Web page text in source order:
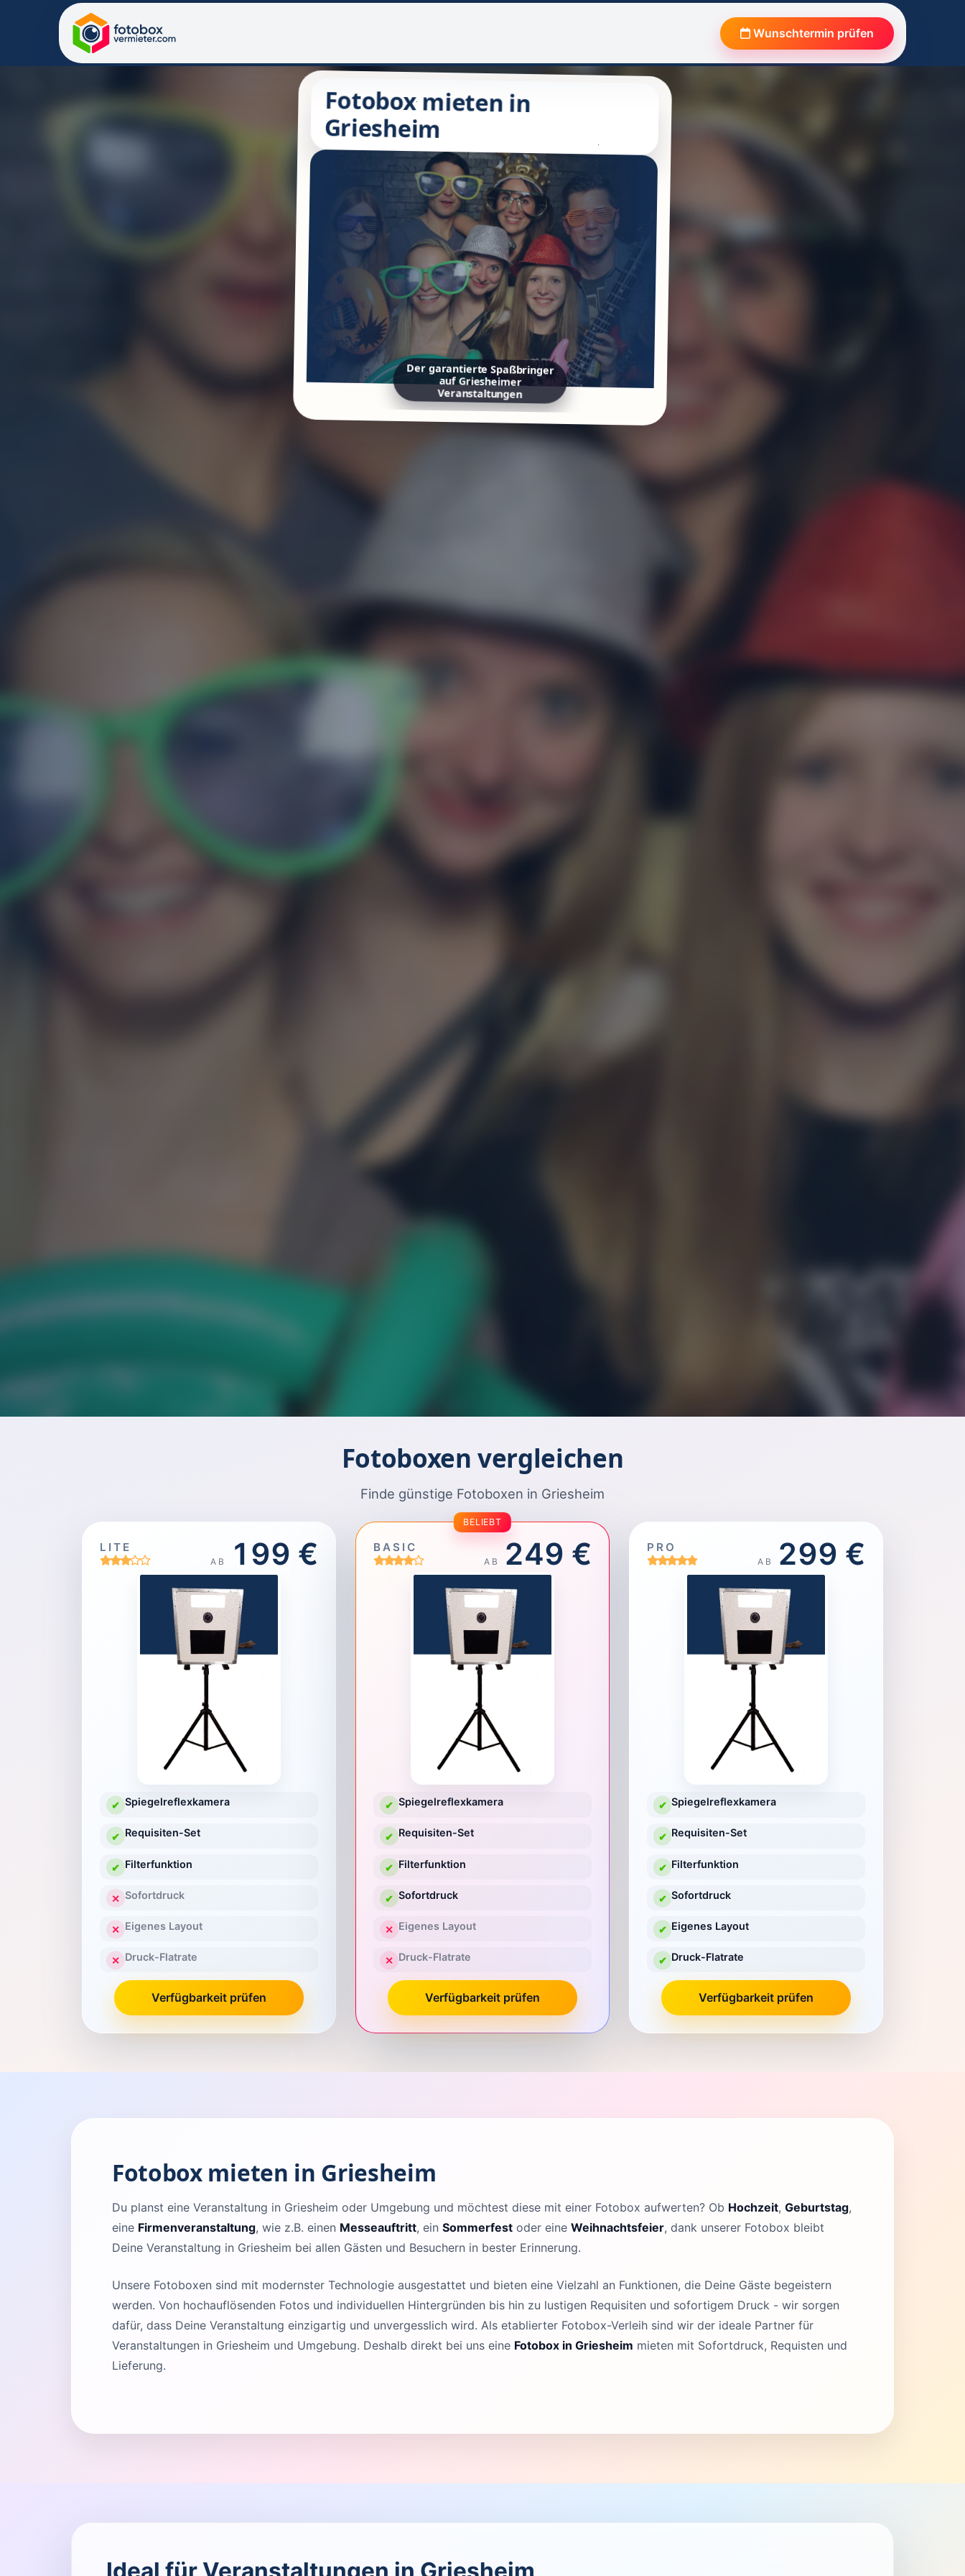
Wunschtermin prüfen
Fotobox mieten in
Griesheim
Der garantierte Spaßbringer
auf Griesheimer
Veranstaltungen
Fotoboxen vergleichen
Finde günstige Fotoboxen in Griesheim
LITE
AB 199 €
✔ Spiegelreflexkamera
✔ Requisiten-Set
✔ Filterfunktion
✕ Sofortdruck
✕ Eigenes Layout
✕ Druck-Flatrate
Verfügbarkeit prüfen
BELIEBT
BASIC
AB 249 €
✔ Spiegelreflexkamera
✔ Requisiten-Set
✔ Filterfunktion
✔ Sofortdruck
✕ Eigenes Layout
✕ Druck-Flatrate
Verfügbarkeit prüfen
PRO
AB 299 €
✔ Spiegelreflexkamera
✔ Requisiten-Set
✔ Filterfunktion
✔ Sofortdruck
✔ Eigenes Layout
✔ Druck-Flatrate
Verfügbarkeit prüfen
Fotobox mieten in Griesheim
Du planst eine Veranstaltung in Griesheim oder Umgebung und möchtest diese mit einer Fotobox aufwerten? Ob Hochzeit, Geburtstag,
eine Firmenveranstaltung, wie z.B. einen Messeauftritt, ein Sommerfest oder eine Weihnachtsfeier, dank unserer Fotobox bleibt
Deine Veranstaltung in Griesheim bei allen Gästen und Besuchern in bester Erinnerung.
Unsere Fotoboxen sind mit modernster Technologie ausgestattet und bieten eine Vielzahl an Funktionen, die Deine Gäste begeistern
werden. Von hochauflösenden Fotos und individuellen Hintergründen bis hin zu lustigen Requisiten und sofortigem Druck - wir sorgen
dafür, dass Deine Veranstaltung einzigartig und unvergesslich wird. Als etablierter Fotobox-Verleih sind wir der ideale Partner für
Veranstaltungen in Griesheim und Umgebung. Deshalb direkt bei uns eine Fotobox in Griesheim mieten mit Sofortdruck, Requisten und
Lieferung.